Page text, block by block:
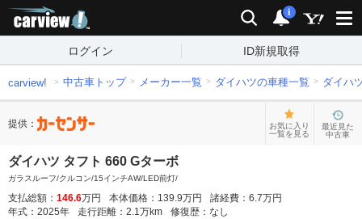
検索 通知
i
ログイン ID新規取得
carview! 中古車トップ メーカー一覧 ダイハツの車種一覧 ダイハ
提供：
お気に入り
一覧を見る
最近見た
中古車
ダイハツ タフト 660 Gターボ
ガラスルーフ/クルコン/15インチAW/LED前灯/
支払総額： 146.6万円 本体価格： 139.9万円 諸経費： 6.7万円
年式： 2025年 走行距離： 2.1万km 修復歴： なし